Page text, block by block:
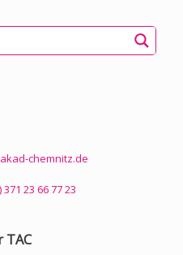
t ai
l
p
y
le
n
chemnitz.de
371 23 66 77 23
TAC